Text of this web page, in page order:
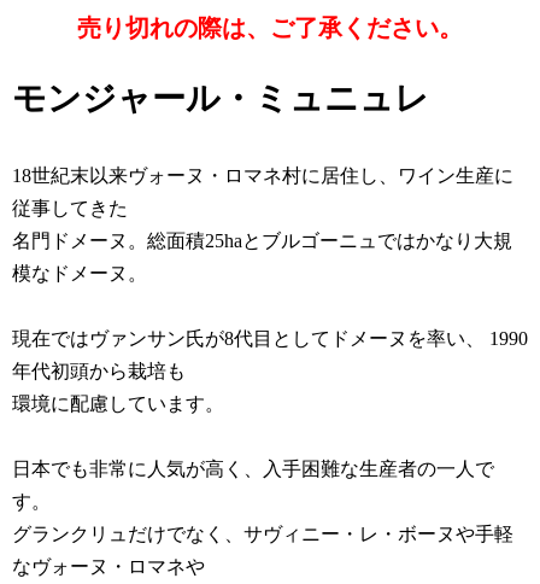
売り切れの際は、 ご了承ください。
モンジャール・ミュニュレ
18世紀末以来ヴォーヌ・ロマネ村に居住し、ワイン生産に
従事してきた
名門ドメーヌ。総面積25haとブルゴーニュではかなり大規
模なドメーヌ。
現在ではヴァンサン氏が8代目としてドメーヌを率い、 1990
年代初頭から栽培も
環境に配慮しています。
日本でも非常に人気が高く、入手困難な生産者の一人で
す。
グランクリュだけでなく、サヴィニー・レ・ボーヌや手軽
なヴォーヌ・ロマネや